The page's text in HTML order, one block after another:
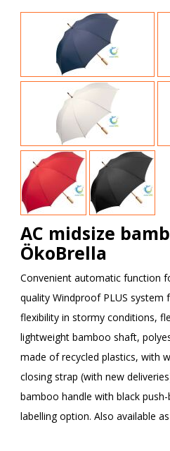
AC midsize
ÖkoBrella
Convenient automatic function
quality Windproof PLUS
flexibility in stormy conditions,
lightweight bamboo shaft,
made of recycled plastics, with
closing strap (with new
bamboo handle with black
labelling option. Also available